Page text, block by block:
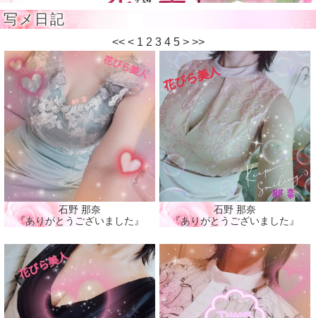
写メ日記
<< < 1 2 3 4 5 > >>
石野 那奈
『ありがとうございました』
石野 那奈
『ありがとうございました』